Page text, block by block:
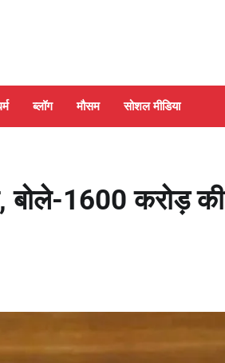
ब्लॉग मौसम सोशल मीडिया
बोले-1600 करोड़ की